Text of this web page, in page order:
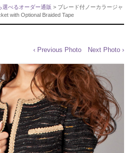
選べるオーダー通販 > ブレード付ノーカラージャ
with Optional Braided Tape
‹ Previous Photo Next Photo ›